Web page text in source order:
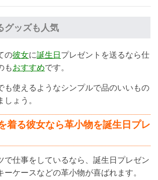
グッズも人気
の彼女に誕生日 プレゼントを送るなら仕
もおすすめです。
も使えるようなシンプルで品のいいもの
しょう。
着る彼女なら革小物を誕生日プレ
で仕事をしているなら、誕生日プレゼン
ーケースなどの革小物が喜ばれます。